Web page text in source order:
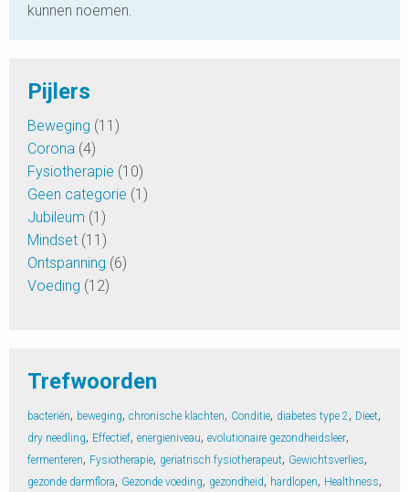
kunnen noemen.
Pijlers
Beweging (11)
Corona (4)
Fysiotherapie (10)
Geen categorie (1)
Jubileum (1)
Mindset (11)
Ontspanning (6)
Voeding (12)
Trefwoorden
bacteriën, beweging, chronische klachten, Conditie, diabetes type 2, Dieet,
dry needling, Effectief, energieniveau, evolutionaire gezondheidsleer,
fermenteren, Fysiotherapie, geriatrisch fysiotherapeut, Gewichtsverlies,
gezonde darmflora, Gezonde voeding, gezondheid, hardlopen, Healthness,